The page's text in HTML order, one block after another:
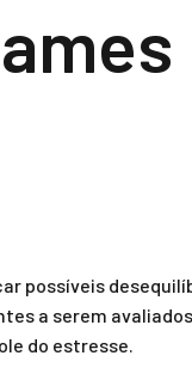
possíveis
a serem
do estresse.